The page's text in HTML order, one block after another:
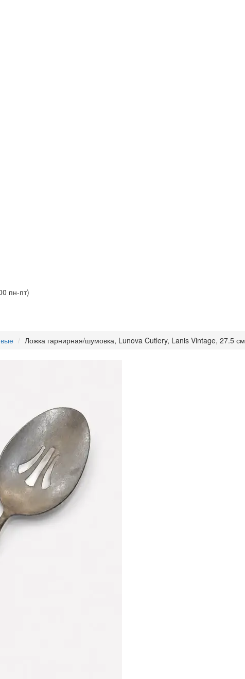
пн-пт)
Ложка гарнирная/шумовка, Lunova Cutlery, Lanis Vintage, 27.5 см